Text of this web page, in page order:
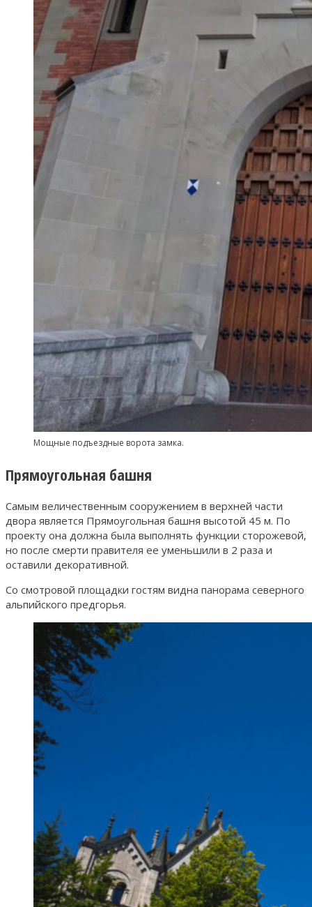
Мощные подъездные ворота замка.
Прямоугольная башня
Самым величественным сооружением в верхней части
двора является Прямоугольная башня высотой 45 м. По
проекту она должна была выполнять функции сторожевой,
но после смерти правителя ее уменьшили в 2 раза и
оставили декоративной.
Со смотровой площадки гостям видна панорама северного
альпийского предгорья.